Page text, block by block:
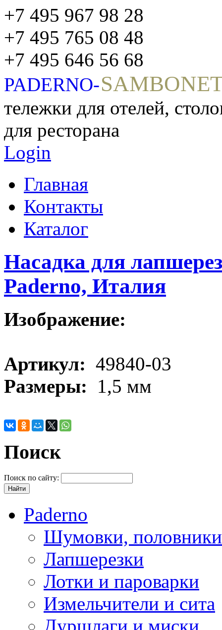
+7 495 967 98 28
+7 495 765 08 48
+7 495 646 56 68
PADERNO-
тележки для отелей,
для ресторана
Login
Главная
Контакты
Каталог
Насадка для
Paderno, Италия
Изображение:
Артикул: 49840-03
Размеры:
1,5 мм
Поиск
Поиск по сайту:
Paderno
Шумовки, половники
Лапшерезки
Лотки и пароварки
Измельчители и сита
Дуршлаги и миски